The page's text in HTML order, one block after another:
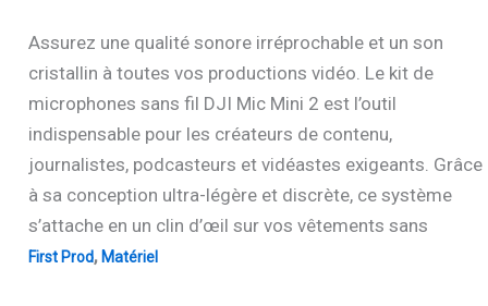
Assurez une qualité sonore irréprochable et un son
cristallin à toutes vos productions vidéo. Le kit de
microphones sans fil DJI Mic Mini 2 est l’outil
indispensable pour les créateurs de contenu,
journalistes, podcasteurs et vidéastes exigeants. Grâce
à sa conception ultra-légère et discrète, ce système
s’attache en un clin d’œil sur vos vêtements sans
First Prod, Matériel